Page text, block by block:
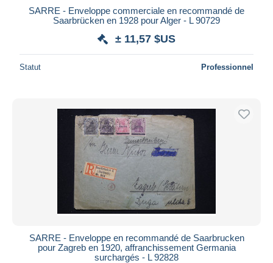
SARRE - Enveloppe commerciale en recommandé de
Saarbrücken en 1928 pour Alger - L 90729
± 11,57 $US
Statut Professionnel
SARRE - Enveloppe en recommandé de Saarbrucken
pour Zagreb en 1920, affranchissement Germania
surchargés - L 92828